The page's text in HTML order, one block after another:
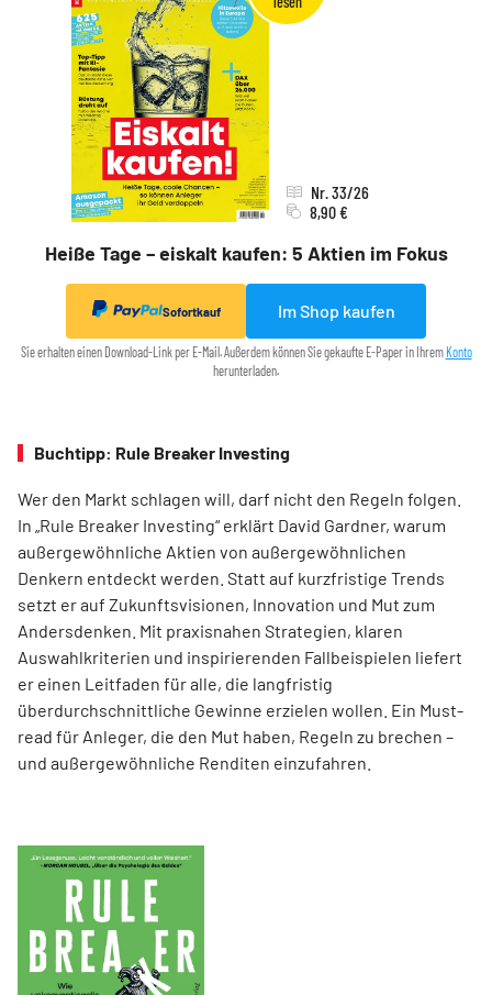
Heiße Tage – eiskalt kaufen: 5 Aktien im Fokus
Nr. 33/26
8,90 €
Sofortkauf Im Shop kaufen
Sie erhalten einen Download-Link per E-Mail. Außerdem können Sie gekaufte E-Paper in Ihrem Konto
herunterladen.
Buchtipp: Rule Breaker Investing
Wer den Markt schlagen will, darf nicht den Regeln folgen.
In „Rule Breaker Investing“ erklärt David Gardner, warum
außergewöhnliche Aktien von außer­gewöhnlichen
Denkern entdeckt werden. Statt auf kurzfristige Trends
setzt er auf Zukunftsvisionen, Innovation und Mut zum
Andersdenken. Mit praxisnahen Strategien, klaren
Auswahlkriterien und inspirierenden Fallbeispielen liefert
er einen Leit­faden für alle, die langfristig
überdurchschnittliche Gewinne erzielen wollen. Ein Must-
read für Anleger, die den Mut haben, Regeln zu brechen –
und außergewöhnliche Renditen einzufahren.